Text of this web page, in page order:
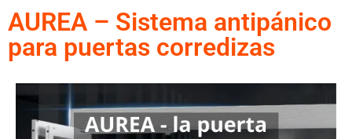
AUREA – Sistema antipánico
para puertas corredizas